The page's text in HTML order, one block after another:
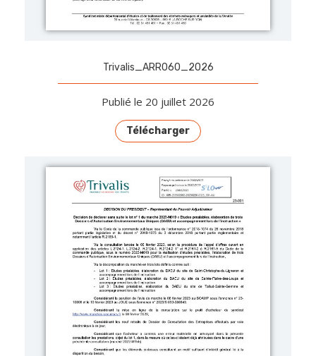
Trivalis_ARR060_2026
Publié le 20 juillet 2026
Télécharger